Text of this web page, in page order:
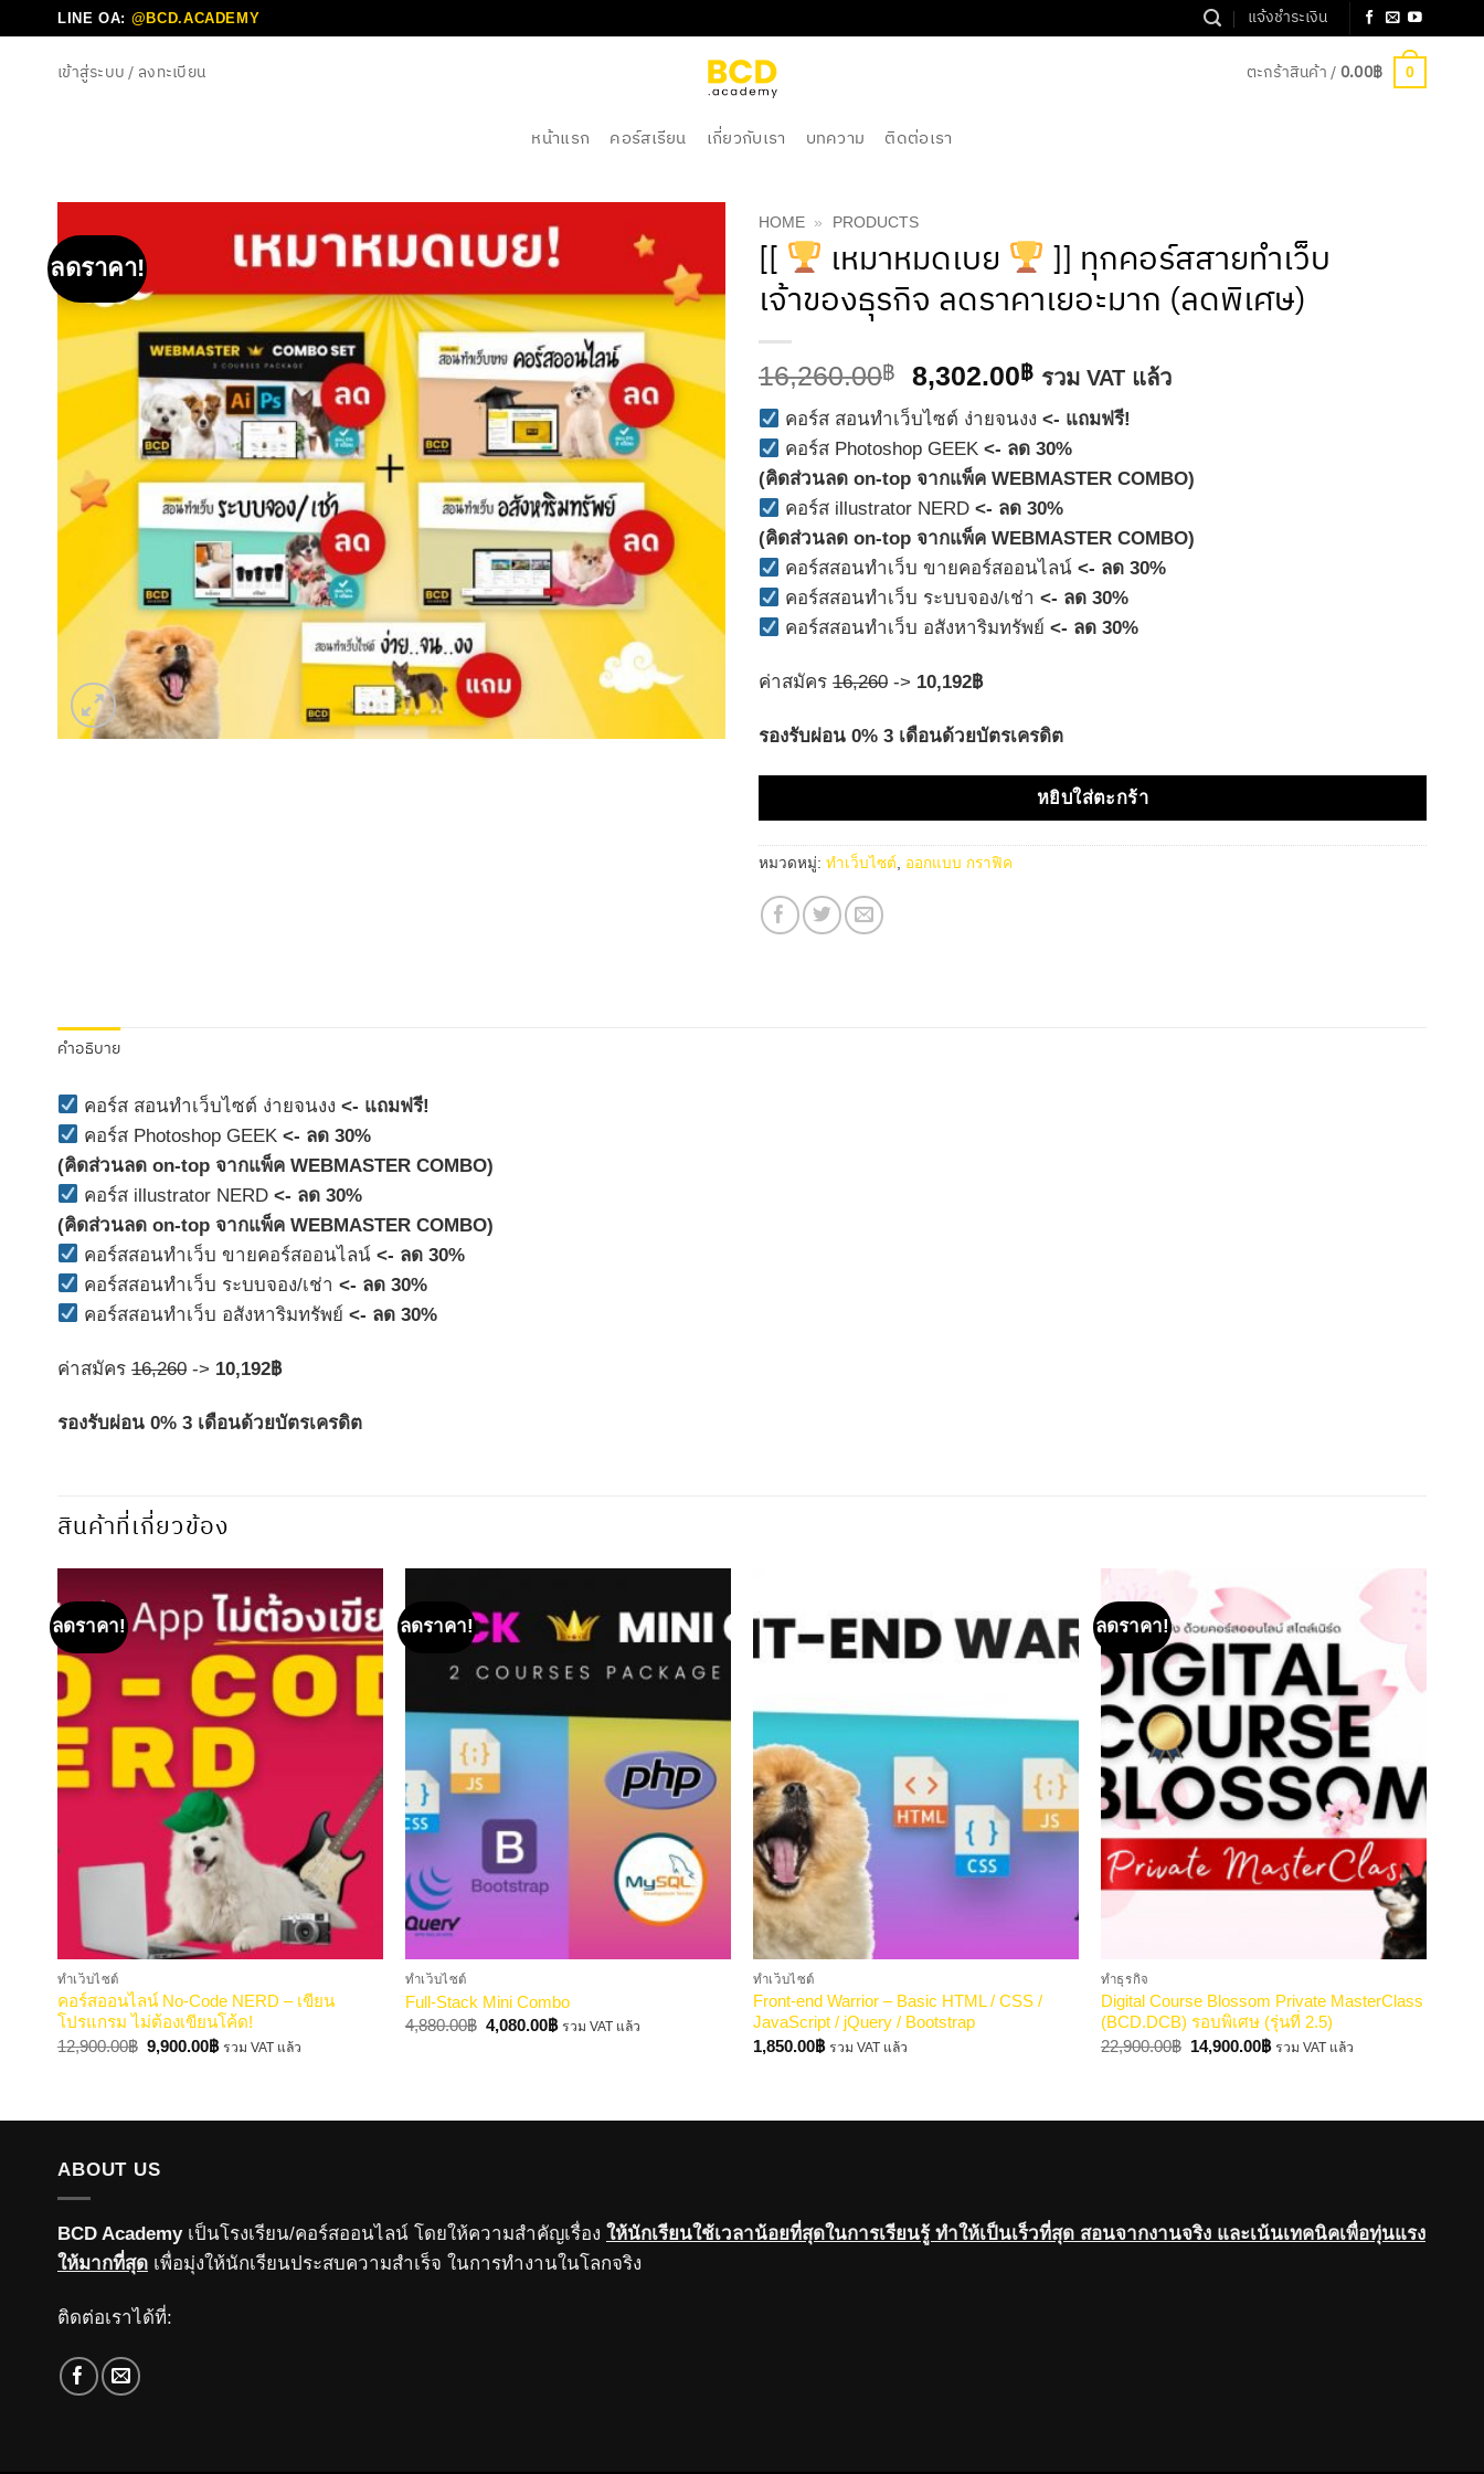
ไป
LINE OA: @BCD.ACADEMY แจ้งชำระเงิน
เข้าสู่ระบบ / ลงทะเบียน ตะกร้าสินค้า / 0.00฿ 0
หน้าแรก คอร์สเรียน เกี่ยวกับเรา บทความ ติดต่อเรา
ลดราคา!
HOME » PRODUCTS
[[ เหมาหมดเบย ]] ทุกคอร์สสายทำเว็บ
เจ้าของธุรกิจ ลดราคาเยอะมาก (ลดพิเศษ)
16,260.00฿
Original
price
was:
16,260.00฿.
8,302.00 ฿Current
is:
8,302.00฿.
รวม VAT แล้ว
คอร์ส สอนทำเว็บไซต์ ง่ายจนงง<- แถมฟรี!
คอร์ส Photoshop GEEK<- ลด 30%
(คิดส่วนลด on-top จากแพ็ค WEBMASTER COMBO)
คอร์ส illustrator NERD<- ลด 30%
(คิดส่วนลด on-top จากแพ็ค WEBMASTER COMBO)
คอร์สสอนทำเว็บ ขายคอร์สออนไลน์<- ลด 30%
คอร์สสอนทำเว็บ ระบบจอง/เช่า<- ลด 30%
คอร์สสอนทำเว็บ อสังหาริมทรัพย์<- ลด 30%
ค่าสมัคร 16,260 -> 10,192฿
รองรับผ่อน 0% 3 เดือนด้วยบัตรเครดิต
หยิบใส่ตะกร้า
หมวดหมู่: ทำเว็บไซต์, ออกแบบ กราฟิค
คำอธิบาย
คอร์ส สอนทำเว็บไซต์ ง่ายจนงง<- แถมฟรี!
คอร์ส Photoshop GEEK<- ลด 30%
(คิดส่วนลด on-top จากแพ็ค WEBMASTER COMBO)
คอร์ส illustrator NERD<- ลด 30%
(คิดส่วนลด on-top จากแพ็ค WEBMASTER COMBO)
คอร์สสอนทำเว็บ ขายคอร์สออนไลน์<- ลด 30%
คอร์สสอนทำเว็บ ระบบจอง/เช่า<- ลด 30%
คอร์สสอนทำเว็บ อสังหาริมทรัพย์<- ลด 30%
ค่าสมัคร 16,260 -> 10,192฿
รองรับผ่อน 0% 3 เดือนด้วยบัตรเครดิต
สินค้าที่เกี่ยวข้อง
ลดราคา!
ทำเว็บไซต์
คอร์สออนไลน์ No-Code NERD – เขียน
โปรแกรม ไม่ต้องเขียนโค้ด!
12,900.00฿ Original
9,900.00฿Current
รวม VAT แล้ว
ลดราคา!
ทำเว็บไซต์
Full-Stack Mini Combo
4,880.00฿ Original
4,080.00฿Current
รวม VAT แล้ว
ทำเว็บไซต์
Front-end Warrior – Basic HTML / CSS /
JavaScript / jQuery / Bootstrap
1,850.00฿ รวม VAT แล้ว
ลดราคา!
ทำธุรกิจ
Digital Course Blossom Private MasterClass
(BCD.DCB) รอบพิเศษ (รุ่นที่ 2.5)
22,900.00฿ Original
14,900.00฿Current
รวม VAT แล้ว
ABOUT US
BCD Academyเป็นโรงเรียน/คอร์สออนไลน์ โดยให้ความสำคัญเรื่อง ให้นักเรียนใช้เวลาน้อยที่สุดในการเรียนรู้ ทำให้เป็นเร็วที่สุด สอนจากงานจริง และเน้นเทคนิคเพื่อทุ่นแรง
ให้มากที่สุด เพื่อมุ่งให้นักเรียนประสบความสำเร็จ ในการทำงานในโลกจริง
ติดต่อเราได้ที่: